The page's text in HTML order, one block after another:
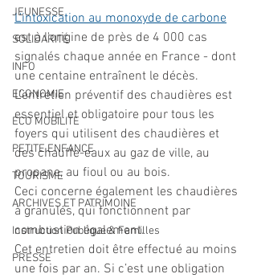
JEUNESSE
SOLIDARITÉ
INFO
ECONOMIE
ECO MOBILITE
PETITE ENFANCE
TOURISME
ARCHIVES ET PATRIMOINE
Instruction Publique & Familles
PRESSE
L'intoxication au monoxyde de carbone
est à l'origine de près de 4 000 cas
signalés chaque année en France - dont
une centaine entraînent le décès.
L'entretien préventif des chaudières est
essentiel et obligatoire pour tous les
foyers qui utilisent des chaudières et
des chauffe-eaux au gaz de ville, au
propane, au fioul ou au bois.
Ceci concerne également les chaudières
à granulés, qui fonctionnent par
combustion également.
Cet entretien doit être effectué au moins
une fois par an. Si c’est une obligation